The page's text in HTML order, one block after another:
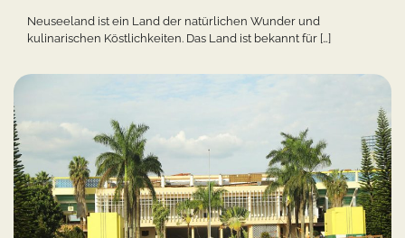
Neuseeland ist ein Land der natürlichen Wunder und
kulinarischen Köstlichkeiten. Das Land ist bekannt für […]